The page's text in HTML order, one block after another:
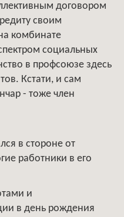
договором
своим
комбинате
социальных
в профсоюзе здесь
Кстати, и сам
- тоже член
в стороне от
работники в его
и
в день рождения